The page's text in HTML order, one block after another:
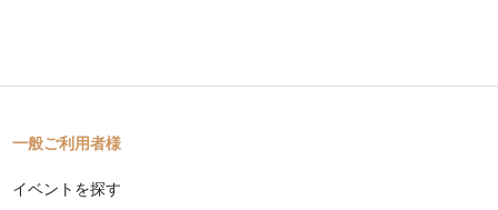
一般ご利用者様
イベントを探す